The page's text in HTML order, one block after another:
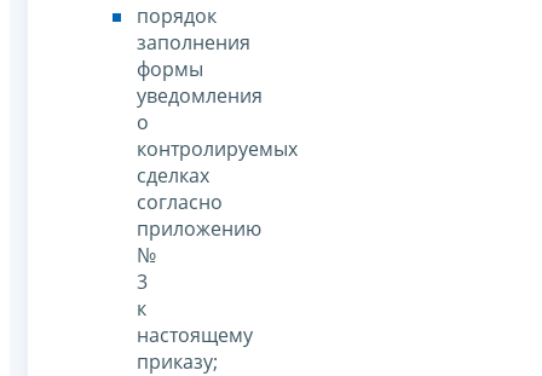
порядок
заполнения
формы
уведомления
о
контролируемых
сделках
согласно
приложению
№
3
к
настоящему
приказу;